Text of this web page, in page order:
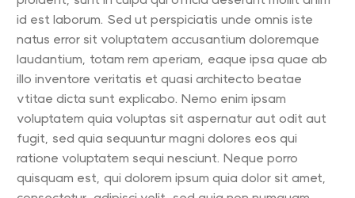
id est laborum. Sed ut perspiciatis unde omnis iste
natus error sit voluptatem accusantium doloremque
laudantium, totam rem aperiam, eaque ipsa quae ab
illo inventore veritatis et quasi architecto beatae
vtitae dicta sunt explicabo. Nemo enim ipsam
voluptatem quia voluptas sit aspernatur aut odit aut
fugit, sed quia sequuntur magni dolores eos qui
ratione voluptatem sequi nesciunt. Neque porro
quisquam est, qui dolorem ipsum quia dolor sit amet,